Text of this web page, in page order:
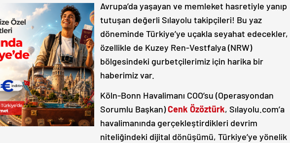
Avrupa’da yaşayan ve memleket hasretiyle yanıp
tutuşan değerli Sılayolu takipçileri! Bu yaz
döneminde Türkiye’ye uçakla seyahat edecekler,
özellikle de Kuzey Ren-Vestfalya (NRW)
bölgesindeki gurbetçilerimiz için harika bir
haberimiz var.
Köln-Bonn Havalimanı COO’su (Operasyondan
Sorumlu Başkan)Cenk Özöztürk, Sılayolu.com’a
havalimanında gerçekleştirdikleri devrim
niteliğindeki dijital dönüşümü, Türkiye’ye yönelik